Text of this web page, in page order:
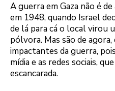
A guerra em Gaza não é
em 1948, quando Israel
de lá para cá o local virou
pólvora. Mas são de
impactantes da guerra,
mídia e as redes sociais,
escancarada.